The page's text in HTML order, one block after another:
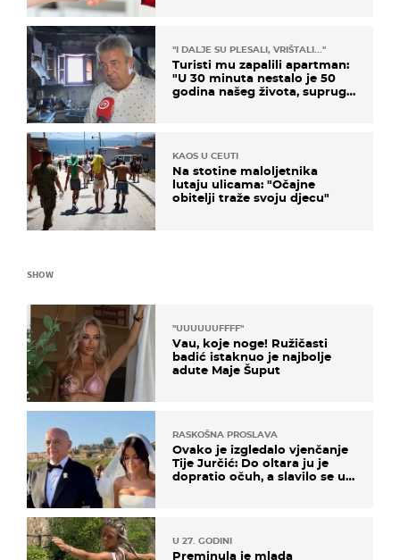
"I DALJE SU PLESALI, VRIŠTALI..."
Turisti mu zapalili apartman:
"U 30 minuta nestalo je 50
godina našeg života, supruga
KAOS U CEUTI
Na stotine maloljetnika
lutaju ulicama: "Očajne
obitelji traže svoju djecu"
SHOW
"UUUUUUFFFF"
Vau, koje noge! Ružičasti
badić istaknuo je najbolje
adute Maje Šuput
RASKOŠNA PROSLAVA
Ovako je izgledalo vjenčanje
Tije Jurčić: Do oltara ju je
dopratio očuh, a slavilo se uz
U 27. GODINI
Preminula je mlada